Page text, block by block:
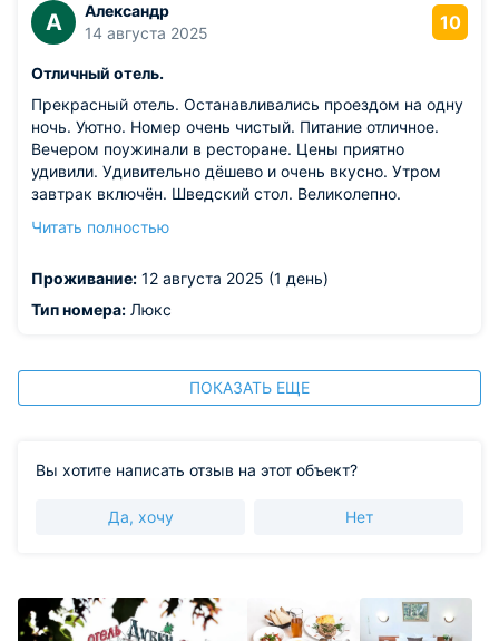
А
Александр
14 августа 2025
10
Отличный отель.
Прекрасный отель. Останавливались проездом на одну
ночь. Уютно. Номер очень чистый. Питание отличное.
Вечером поужинали в ресторане. Цены приятно
удивили. Удивительно дёшево и очень вкусно. Утром
завтрак включён. Шведский стол. Великолепно.
состоянии.
Читать полностью
Проживание: 12 августа 2025 (1 день)
Тип номера: Люкс
ПОКАЗАТЬ ЕЩЕ
Вы хотите написать отзыв на этот объект?
Да, хочу Нет